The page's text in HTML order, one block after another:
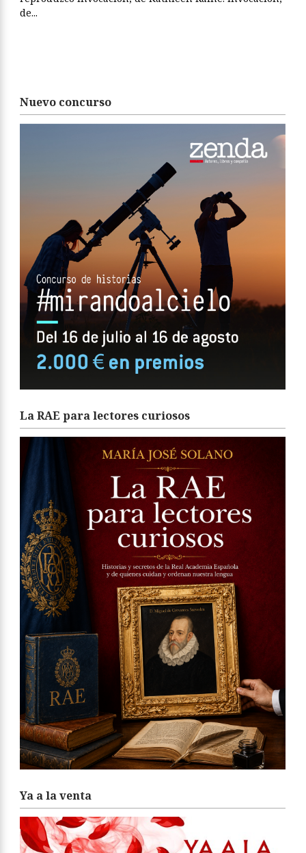
de...
Nuevo concurso
La RAE para lectores curiosos
Ya a la venta